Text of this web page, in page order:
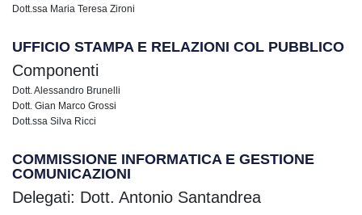
Dott.ssa Maria Teresa Zironi
UFFICIO STAMPA E RELAZIONI COL PUBBLICO
Componenti
Dott. Alessandro Brunelli
Dott. Gian Marco Grossi
Dott.ssa Silva Ricci
COMMISSIONE INFORMATICA E GESTIONE
COMUNICAZIONI
Delegati: Dott. Antonio Santandrea